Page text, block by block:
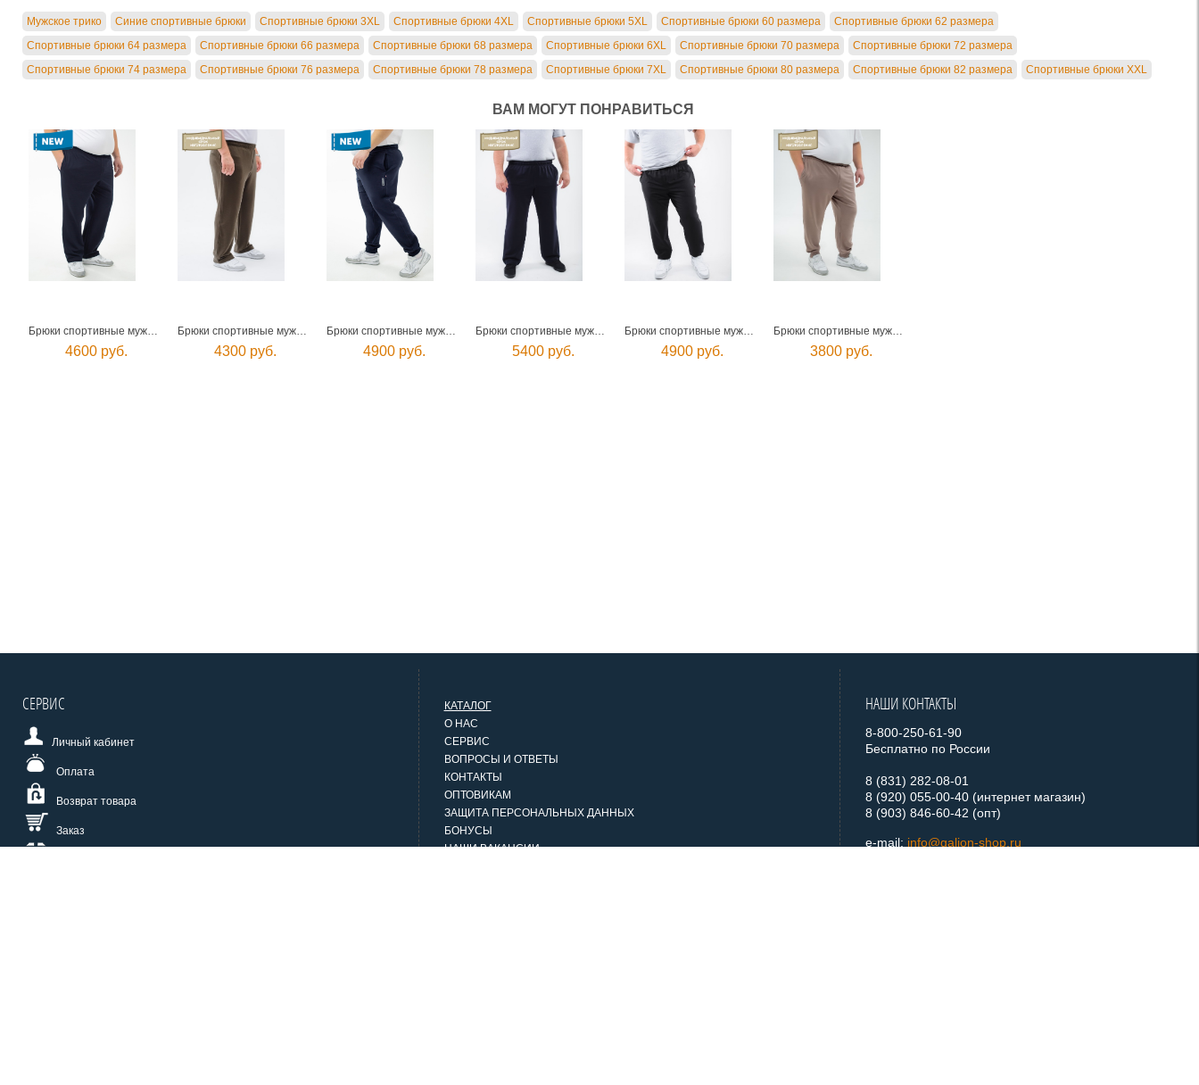
Мужское трико Синие спортивные брюки Спортивные брюки 3XL Спортивные брюки 4XL Спортивные брюки 5XL Спортивные брюки 60 размера
Спортивные брюки 62 размера
Спортивные брюки 64 размера
Спортивные брюки 66 размера Спортивные брюки 68 размера Спортивные брюки 6XL Спортивные брюки 70 размера
Спортивные брюки 72 размера
Спортивные брюки 74 размера
Спортивные брюки 76 размера Спортивные брюки 78 размера Спортивные брюки 7XL Спортивные брюки 80 размера Спортивные брюки 82 размера Спортивные брюки XXL
ВАМ МОГУТ ПОНРАВИТЬСЯ
4600 руб. 4300 руб. 4900 руб. 5400 руб. 4900 руб. 3800 руб.
СЕРВИС
Личный кабинет
Оплата
Возврат товара
Заказ
КАТАЛОГ
О НАС
СЕРВИС
ВОПРОСЫ И ОТВЕТЫ
КОНТАКТЫ
ОПТОВИКАМ
ЗАЩИТА ПЕРСОНАЛЬНЫХ ДАННЫХ
БОНУСЫ
НАШИ ВАКАНСИИ
НАШИ КОНТАКТЫ
8-800-250-61-90
Бесплатно по России
8 (831) 282-08-01
8 (920) 055-00-40 (интернет магазин)
8 (903) 846-60-42 (опт)
e-mail: info@galion-shop.ru